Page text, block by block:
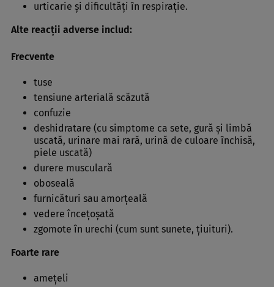
urticarie şi dificultăţi în respiraţie.
Alte reacţii adverse includ:
Frecvente
tuse
tensiune arterială scăzută
confuzie
deshidratare (cu simptome ca sete, gură şi limbă
uscată, urinare mai rară, urină de culoare închisă,
piele uscată)
durere musculară
oboseală
furnicături sau amorţeală
vedere înceţoşată
zgomote în urechi (cum sunt sunete, ţiuituri).
Foarte rare
ameţeli